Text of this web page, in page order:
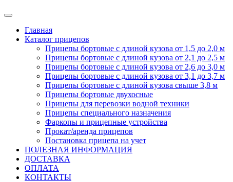
Главная
Каталог прицепов
Прицепы бортовые с длиной кузова от 1,5 до 2,0 м
Прицепы бортовые с длиной кузова от 2,1 до 2,5 м
Прицепы бортовые с длиной кузова от 2,6 до 3,0 м
Прицепы бортовые с длиной кузова от 3,1 до 3,7 м
Прицепы бортовые с длиной кузова свыше 3,8 м
Прицепы бортовые двухосные
Прицепы для перевозки водной техники
Прицепы специального назначения
Фаркопы и прицепные устройства
Прокат/аренда прицепов
Постановка прицепа на учет
ПОЛЕЗНАЯ ИНФОРМАЦИЯ
ДОСТАВКА
ОПЛАТА
КОНТАКТЫ